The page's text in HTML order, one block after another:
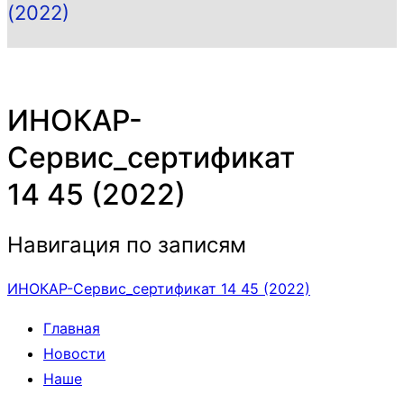
(2022)
ИНОКАР-
Сервис_сертификат
14 45 (2022)
Навигация по записям
ИНОКАР-Сервис_сертификат 14 45 (2022)
Главная
Новости
Наше